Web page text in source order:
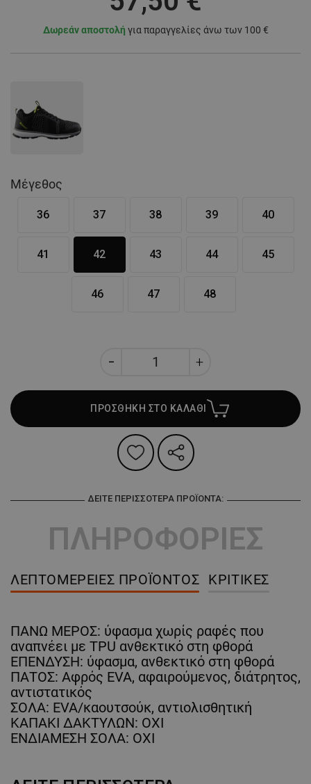
Δωρεάν αποστολή για παραγγελίες άνω των 100 €
Μέγεθος
36 37 38 39 40
41 42 43 44 45
46 47 48
ΠΡΟΣΘΗΚΗ ΣΤΟ ΚΑΛΑΘΙ
ΔΕΊΤΕ ΠΕΡΙΣΣΌΤΕΡΑ ΠΡΟΪΌΝΤΑ:
ΠΛΗΡΟΦΟΡΙΕΣ
ΛΕΠΤΟΜΈΡΕΙΕΣ ΠΡΟΪΌΝΤΟΣ ΚΡΙΤΙΚΈΣ
ΠΑΝΩ ΜΕΡΟΣ: ύφασμα χωρίς ραφές που
αναπνέει με TPU ανθεκτικό στη φθορά
ΕΠΕΝΔΥΣΗ: ύφασμα, ανθεκτικό στη φθορά
ΠΑΤΟΣ: Αφρός EVA, αφαιρούμενος, διάτρητος,
αντιστατικός
ΣΟΛΑ: EVA/καουτσούκ, αντιολισθητική
ΚΑΠΑΚΙ ΔΑΚΤΥΛΩΝ: ΟΧΙ
ΕΝΔΙΑΜΕΣΗ ΣΟΛΑ: ΟΧΙ